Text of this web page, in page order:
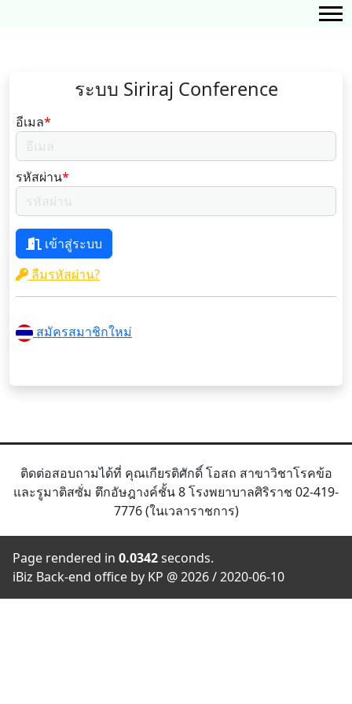
ระบบ Siriraj Conference
อีเมล*
รหัสผ่าน*
เข้าสู่ระบบ
ลืมรหัสผ่าน?
สมัครสมาชิกใหม่
ติดต่อสอบถามได้ที่ คุณเกียรติศักดิ์ โอสถ สาขาวิชาโรคข้อ
และรูมาติสซั่ม ตึกอัษฎางค์ชั้น 8 โรงพยาบาลศิริราช 02-419-
7776 (ในเวลาราชการ)
Page rendered in 0.0342seconds.
iBiz Back-end office by KP @ 2026 / 2020-06-10